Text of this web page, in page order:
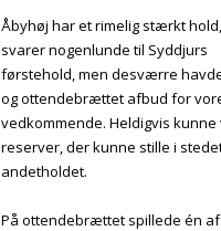
Åbyhøj har et rimelig stærkt
svarer nogenlunde til Syddjurs
førstehold, men desværre
og ottendebrættet afbud for
vedkommende. Heldigvis
reserver, der kunne stille i
andetholdet.
På ottendebrættet spillede én